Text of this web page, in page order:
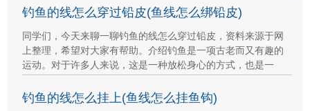
钓鱼的线怎么穿过铅皮(鱼线怎么绑铅皮)
同学们，今天来聊一聊钓鱼的线怎么穿过铅皮，资料来源于网
上整理，希望对大家有帮助。介绍钓鱼是一项古老而又有趣的
运动。对于许多人来说，这是一种放松身心的方式，也是一
钓鱼的线怎么挂上(鱼线怎么挂鱼钩)